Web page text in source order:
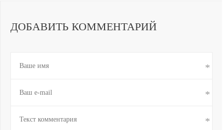
ДОБАВИТЬ КОММЕНТАРИЙ